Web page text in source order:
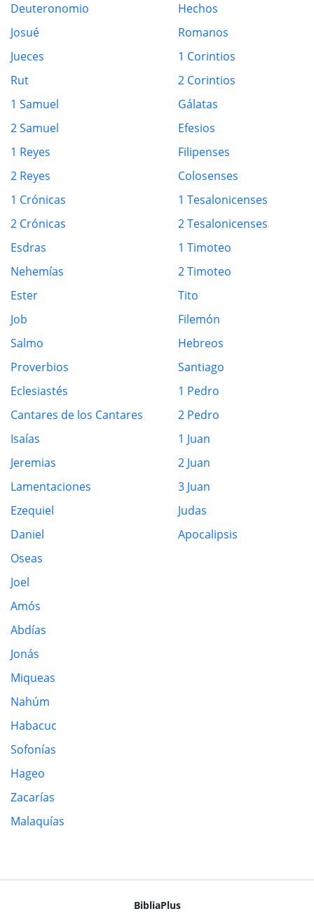
Deuteronomio
Josué
Jueces
Rut
1 Samuel
2 Samuel
1 Reyes
2 Reyes
1 Crónicas
2 Crónicas
Esdras
Nehemías
Ester
Job
Salmo
Proverbios
Eclesiastés
Cantares de los Cantares
Isaías
Jeremias
Lamentaciones
Ezequiel
Daniel
Oseas
Joel
Amós
Abdías
Jonás
Miqueas
Nahúm
Habacuc
Sofonías
Hageo
Zacarías
Malaquías
Hechos
Romanos
1 Corintios
2 Corintios
Gálatas
Efesios
Filipenses
Colosenses
1 Tesalonicenses
2 Tesalonicenses
1 Timoteo
2 Timoteo
Tito
Filemón
Hebreos
Santiago
1 Pedro
2 Pedro
1 Juan
2 Juan
3 Juan
Judas
Apocalipsis
BibliaPlus